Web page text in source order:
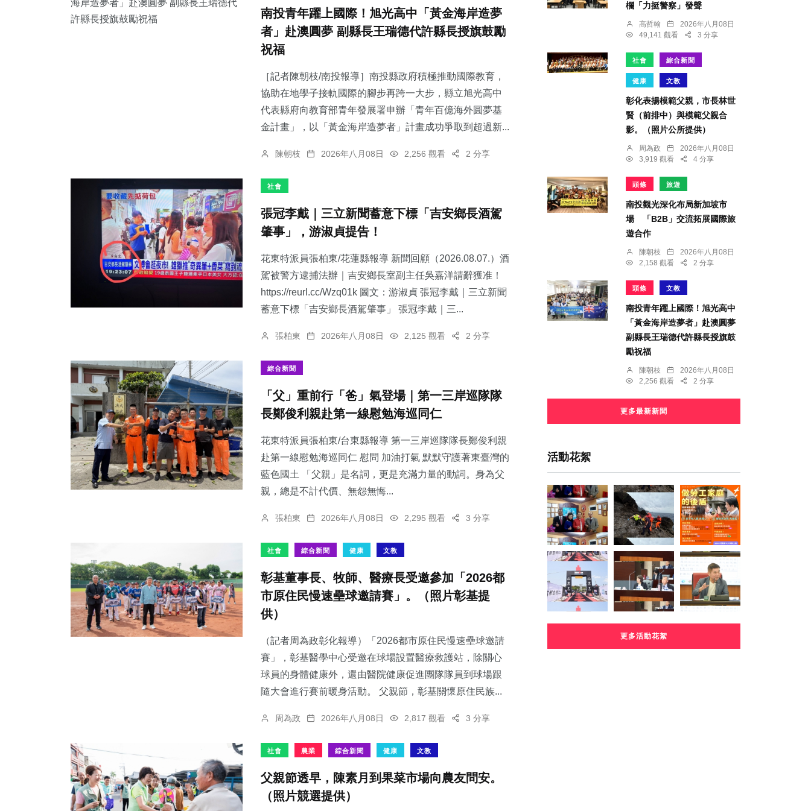
南投青年躍上國際！旭光高中「黃金海岸造夢
者」赴澳圓夢 副縣長王瑞德代許縣長授旗鼓勵
祝福
［記者陳朝枝/南投報導］南投縣政府積極推動國際教育，
協助在地學子接軌國際的腳步再跨一大步，縣立旭光高中
代表縣府向教育部青年發展署申辦「青年百億海外圓夢基
金計畫」，以「黃金海岸造夢者」計畫成功爭取到超過新...
陳朝枝 2026年八月08日 2,256 觀看 2 分享
社會
張冠李戴｜三立新聞蓄意下標「吉安鄉長酒駕
肇事」，游淑貞提告！
花東特派員張柏東/花蓮縣報導 新聞回顧（2026.08.07.）酒
駕被警方逮捕法辦｜吉安鄉長室副主任吳嘉洋請辭獲准！
https://reurl.cc/Wzq01k 圖文：游淑貞 張冠李戴｜三立新聞
蓄意下標「吉安鄉長酒駕肇事」 張冠李戴｜三...
張柏東 2026年八月08日 2,125 觀看 2 分享
綜合新聞
「父」重前行「爸」氣登場｜第一三岸巡隊隊
長鄭俊利親赴第一線慰勉海巡同仁
花東特派員張柏東/台東縣報導 第一三岸巡隊隊長鄭俊利親
赴第一線慰勉海巡同仁 慰問 加油打氣 默默守護著東臺灣的
藍色國土 「父親」是名詞，更是充滿力量的動詞。身為父
親，總是不計代價、無怨無悔...
張柏東 2026年八月08日 2,295 觀看 3 分享
社會 綜合新聞 健康 文教
彰基董事長、牧師、醫療長受邀參加「2026都
市原住民慢速壘球邀請賽」。（照片彰基提
供）
（記者周為政彰化報導）「2026都市原住民慢速壘球邀請
賽」，彰基醫學中心受邀在球場設置醫療救護站，除關心
球員的身體健康外，還由醫院健康促進團隊隊員到球場跟
隨大會進行賽前暖身活動。 父親節，彰基關懷原住民族...
周為政 2026年八月08日 2,817 觀看 3 分享
社會 農業 綜合新聞 健康 文教
父親節透早，陳素月到果菜市場向農友問安。
（照片競選提供）
欄「力挺警察」發聲
高哲翰
2026年八月08日
49,141 觀看
3 分享
社會 綜合新聞
健康 文教
彰化表揚模範父親，市長林世
賢（前排中）與模範父親合
影。（照片公所提供）
周為政
2026年八月08日
3,919 觀看
4 分享
頭條 旅遊
南投觀光深化布局新加坡市
場 「B2B」交流拓展國際旅
遊合作
陳朝枝
2026年八月08日
2,158 觀看
2 分享
頭條 文教
南投青年躍上國際！旭光高中
「黃金海岸造夢者」赴澳圓夢
副縣長王瑞德代許縣長授旗鼓
勵祝福
陳朝枝
2026年八月08日
2,256 觀看
2 分享
更多最新新聞
活動花絮
更多活動花絮